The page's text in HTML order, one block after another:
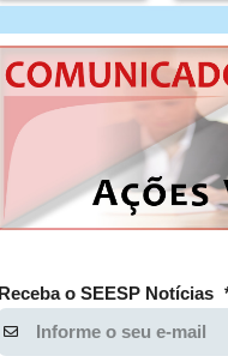
Receba o SEESP Notícias